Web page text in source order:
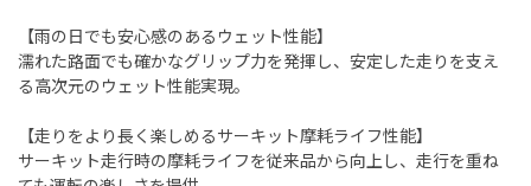
【雨の日でも安心感のあるウェット性能】
濡れた路面でも確かなグリップ力を発揮し、安定した走りを支え
る高次元のウェット性能実現。
【走りをより長く楽しめるサーキット摩耗ライフ性能】
サーキット走行時の摩耗ライフを従来品から向上し、走行を重ね